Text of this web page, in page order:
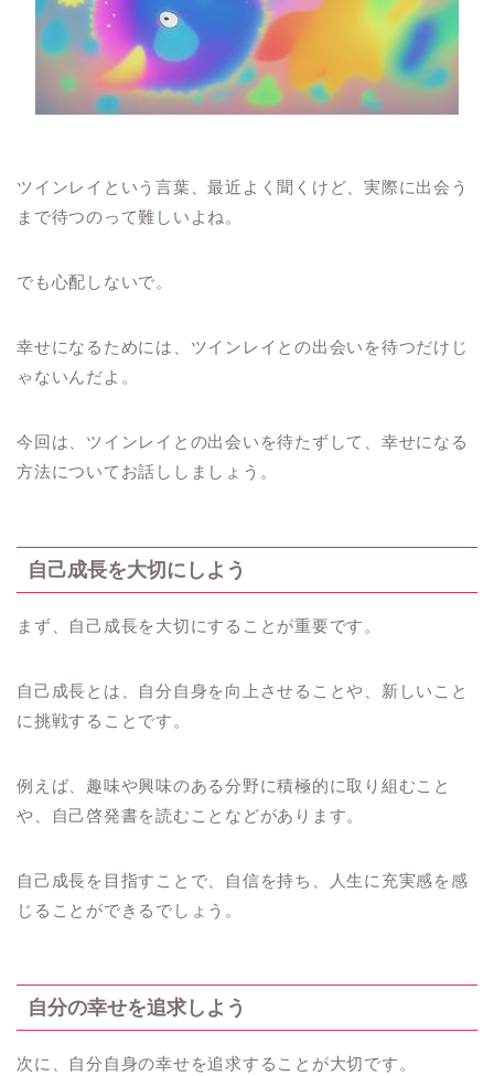
ツインレイという言葉、最近よく聞くけど、実際に出会う
まで待つのって難しいよね。
でも心配しないで。
幸せになるためには、ツインレイとの出会いを待つだけじ
ゃないんだよ。
今回は、ツインレイとの出会いを待たずして、幸せになる
方法についてお話ししましょう。
自己成長を大切にしよう
まず、自己成長を大切にすることが重要です。
自己成長とは、自分自身を向上させることや、新しいこと
に挑戦することです。
例えば、趣味や興味のある分野に積極的に取り組むこと
や、自己啓発書を読むことなどがあります。
自己成長を目指すことで、自信を持ち、人生に充実感を感
じることができるでしょう。
自分の幸せを追求しよう
次に、自分自身の幸せを追求することが大切です。